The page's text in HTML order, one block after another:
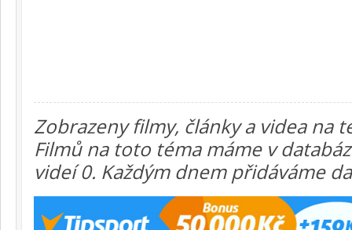
Zobrazeny filmy, články a videa na
Filmů na toto téma máme v
videí 0. Každým dnem přidáváme